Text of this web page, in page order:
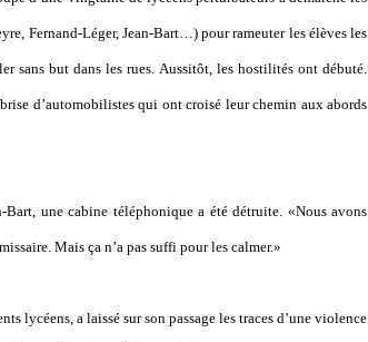
Fernand-Léger, Jean-Bart…) pour rameuter les élèves les
sans but dans les rues. Aussitôt, les hostilités ont débuté.
d’automobilistes qui ont croisé leur chemin aux abords
une cabine téléphonique a été détruite. «Nous avons
Mais ça n’a pas suffi pour les calmer.»
lycéens, a laissé sur son passage les traces d’une violence